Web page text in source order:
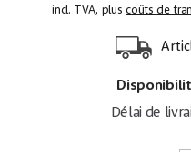
incl. TVA, pluscoûts de
Délai de